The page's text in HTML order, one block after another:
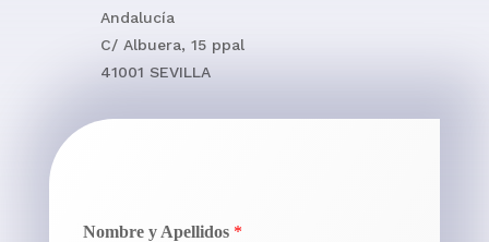
Andalucía
C/ Albuera, 15 ppal
41001 SEVILLA
Nombre y Apellidos *